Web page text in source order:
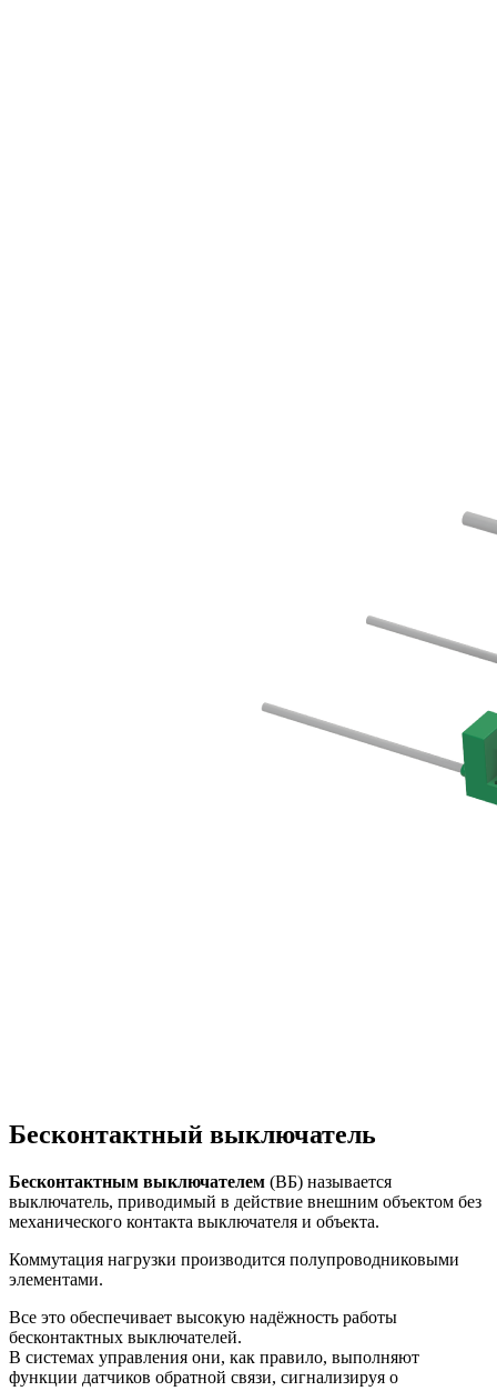
Бесконтактный выключатель
Бесконтактным выключателем (ВБ) называется
выключатель, приводимый в действие внешним объектом без
механического контакта выключателя и объекта.
Коммутация нагрузки производится полупроводниковыми
элементами.
Все это обеспечивает высокую надёжность работы
бесконтактных выключателей.
В системах управления они, как правило, выполняют
функции датчиков обратной связи, сигнализируя о